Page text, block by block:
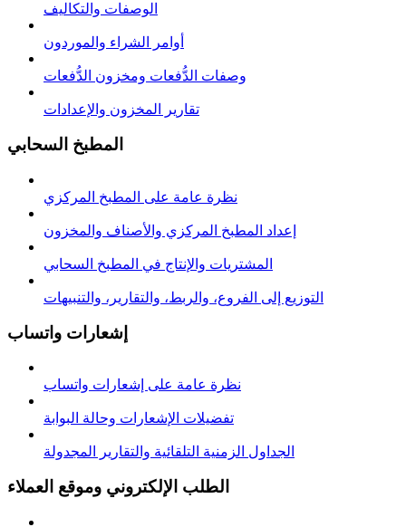
الوصفات والتكاليف
أوامر الشراء والموردون
وصفات الدُّفعات ومخزون الدُّفعات
تقارير المخزون والإعدادات
المطبخ السحابي
نظرة عامة على المطبخ المركزي
إعداد المطبخ المركزي والأصناف والمخزون
المشتريات والإنتاج في المطبخ السحابي
التوزيع إلى الفروع، والربط، والتقارير، والتنبيهات
إشعارات واتساب
نظرة عامة على إشعارات واتساب
تفضيلات الإشعارات وحالة البوابة
الجداول الزمنية التلقائية والتقارير المجدولة
الطلب الإلكتروني وموقع العملاء